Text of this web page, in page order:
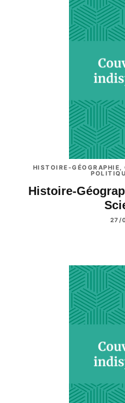
HISTOIRE-GÉOGRAPHIE,
Histoire-
27/